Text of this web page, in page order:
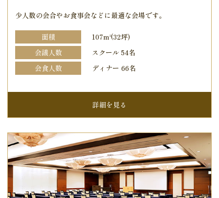
少人数の会合やお食事会などに最適な会場です。
面積 107m2(32坪)
会議人数
スクール 54名
会食人数
ディナー 66名
詳細を見る